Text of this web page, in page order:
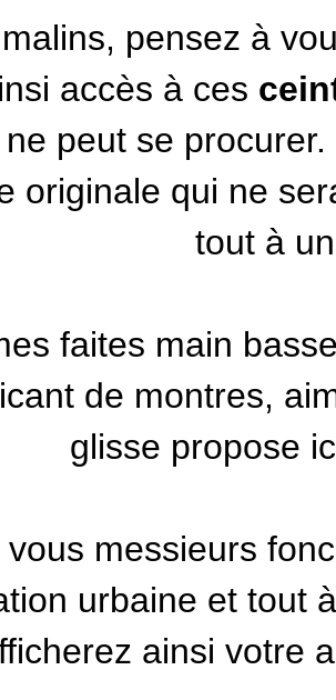
pensez à
accès à ces
peut se
originale qui ne
tout à
faites main
de montres,
glisse propose
vous messieurs
urbaine et tout
ainsi votre